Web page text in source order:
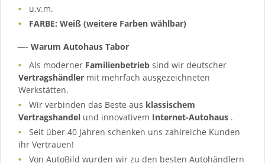
u.v.m.
FARBE: Weiß (weitere Farben wählbar)
—- Warum Autohaus Tabor
Als moderner Familienbetrieb sind wir deutscher
Vertragshändler mit mehrfach ausgezeichneten
Werkstätten.
Wir verbinden das Beste aus klassischem
Vertragshandel und innovativem Internet-Autohaus .
Seit über 40 Jahren schenken uns zahlreiche Kunden
ihr Vertrauen!
Von AutoBild wurden wir zu den besten Autohändlern